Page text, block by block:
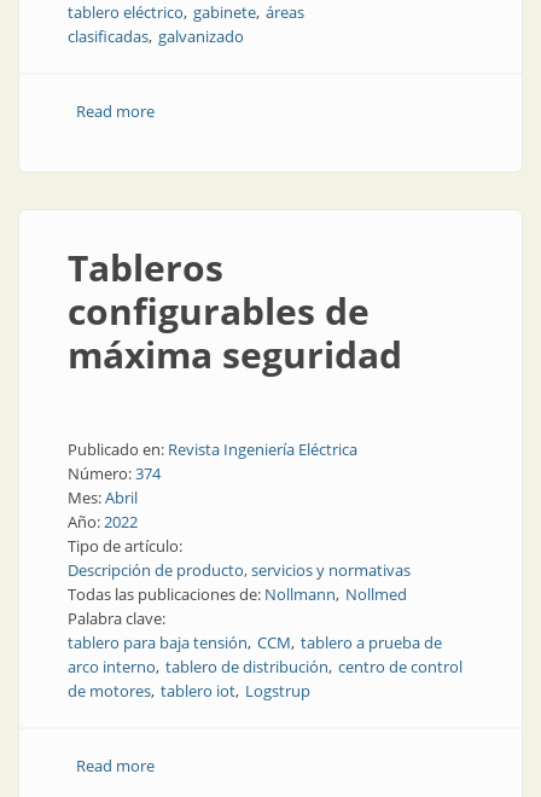
tablero eléctrico gabinete áreas
clasificadas galvanizado
Read moreabout Soluciones protegidas contra la corrosión
Tableros
configurables de
máxima seguridad
Publicado en: Revista Ingeniería Eléctrica
Número:374
Mes:Abril
Año:2022
Tipo de artículo:
Descripción de producto, servicios y normativas
Todas las publicaciones de: Nollmann Nollmed
Palabra clave:
tablero para baja tensión CCM tablero a prueba de
arco interno tablero de distribución centro de control
de motores tablero iot Logstrup
Read moreabout Tableros configurables de máxima seguridad